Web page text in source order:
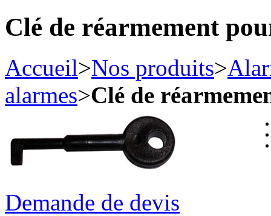
Clé de réarmement
Accueil>Nos produits>
alarmes>Clé de
Demande de devis